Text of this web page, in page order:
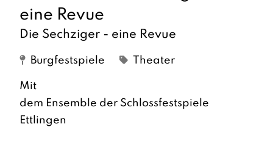
eine Revue
Die Sechziger - eine Revue
Burgfestspiele Theater
Mit
dem Ensemble der Schlossfestspiele
Ettlingen